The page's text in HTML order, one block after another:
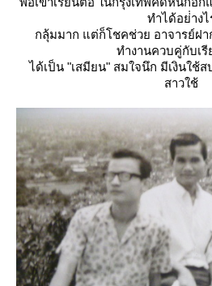
ทำได้อย่่างไ
กลุ้มมาก แต่ก็โชคช่วย อาจารย์ฝา
ทำงานควบคู่กับเรี
ได้เป็น "เสมียน" สมใจนึก มีเงินใช้ส
สาวใช้